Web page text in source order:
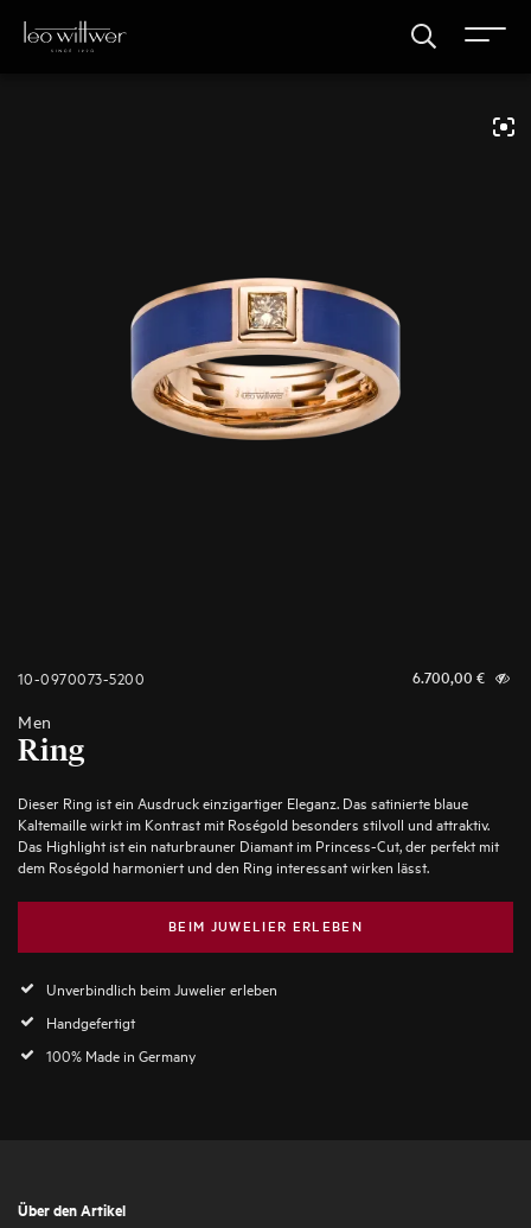
10-0970073-5200 6.700,00 €
Men
Ring
Dieser Ring ist ein Ausdruck einzigartiger Eleganz. Das satinierte blaue
Kaltemaille wirkt im Kontrast mit Roségold besonders stilvoll und attraktiv.
Das Highlight ist ein naturbrauner Diamant im Princess-Cut, der perfekt mit
dem Roségold harmoniert und den Ring interessant wirken lässt.
BEIM JUWELIER ERLEBEN
Unverbindlich beim Juwelier erleben
Handgefertigt
100% Made in Germany
Über den Artikel